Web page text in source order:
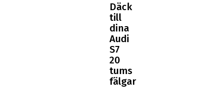
Däck
till
dina
Audi
S7
20
tums
fälgar